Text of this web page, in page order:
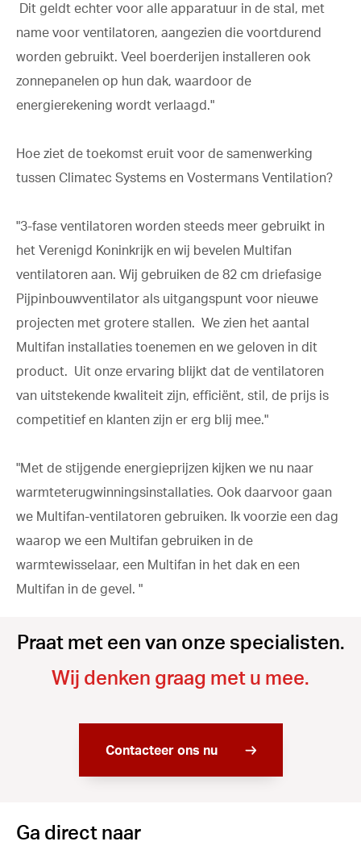
Dit geldt echter voor alle apparatuur in de stal, met
name voor ventilatoren, aangezien die voortdurend
worden gebruikt. Veel boerderijen installeren ook
zonnepanelen op hun dak, waardoor de
energierekening wordt verlaagd."
Hoe ziet de toekomst eruit voor de samenwerking
tussen Climatec Systems en Vostermans Ventilation?
"3-fase ventilatoren worden steeds meer gebruikt in
het Verenigd Koninkrijk en wij bevelen Multifan
ventilatoren aan. Wij gebruiken de 82 cm driefasige
Pijpinbouwventilator als uitgangspunt voor nieuwe
projecten met grotere stallen. We zien het aantal
Multifan installaties toenemen en we geloven in dit
product. Uit onze ervaring blijkt dat de ventilatoren
van uitstekende kwaliteit zijn, efficiënt, stil, de prijs is
competitief en klanten zijn er erg blij mee."
"Met de stijgende energieprijzen kijken we nu naar
warmteterugwinningsinstallaties. Ook daarvoor gaan
we Multifan-ventilatoren gebruiken. Ik voorzie een dag
waarop we een Multifan gebruiken in de
warmtewisselaar, een Multifan in het dak en een
Multifan in de gevel. "
Praat met een van onze specialisten.
Wij denken graag met u mee.
Contacteer ons nu
Ga direct naar